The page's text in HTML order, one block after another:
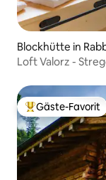
Blockhütte in
Loft Valorz -
Beliebter Gäste-
Gäste-Favorit